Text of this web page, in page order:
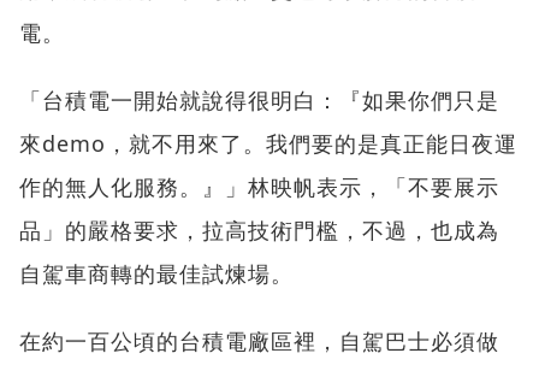
電。
「台積電一開始就說得很明白：『如果你們只是
來demo，就不用來了。我們要的是真正能日夜運
作的無人化服務。』」林映帆表示，「不要展示
品」的嚴格要求，拉高技術門檻，不過，也成為
自駕車商轉的最佳試煉場。
在約一百公頃的台積電廠區裡，自駕巴士必須做